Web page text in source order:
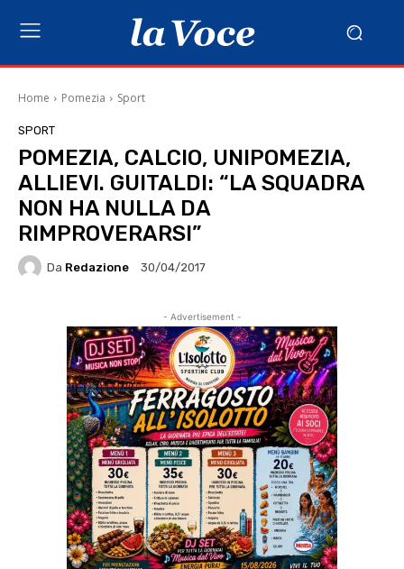
Home Pomezia Sport
SPORT
POMEZIA, CALCIO, UNIPOMEZIA,
ALLIEVI. GUITALDI: “LA SQUADRA
NON HA NULLA DA
RIMPROVERARSI”
Da Redazione 30/04/2017
- Advertisement -